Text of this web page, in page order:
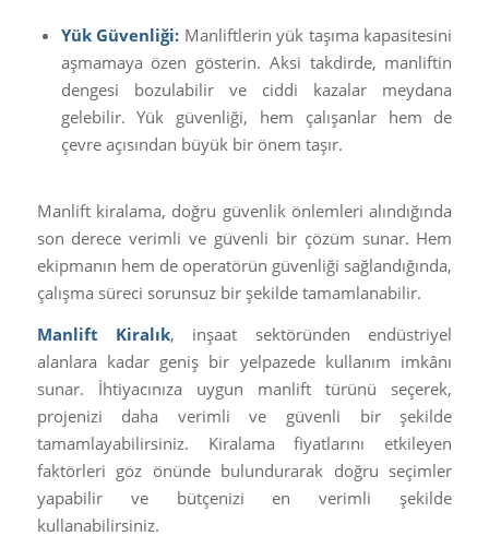
Yük Güvenliği: Manliftlerin yük taşıma kapasitesini
aşmamaya özen gösterin. Aksi takdirde, manliftin
dengesi bozulabilir ve ciddi kazalar meydana
gelebilir. Yük güvenliği, hem çalışanlar hem de
çevre açısından büyük bir önem taşır.
Manlift kiralama, doğru güvenlik önlemleri alındığında
son derece verimli ve güvenli bir çözüm sunar. Hem
ekipmanın hem de operatörün güvenliği sağlandığında,
çalışma süreci sorunsuz bir şekilde tamamlanabilir.
Manlift Kiralık, inşaat sektöründen endüstriyel
alanlara kadar geniş bir yelpazede kullanım imkânı
sunar. İhtiyacınıza uygun manlift türünü seçerek,
projenizi daha verimli ve güvenli bir şekilde
tamamlayabilirsiniz. Kiralama fiyatlarını etkileyen
faktörleri göz önünde bulundurarak doğru seçimler
yapabilir ve bütçenizi en verimli şekilde
kullanabilirsiniz.